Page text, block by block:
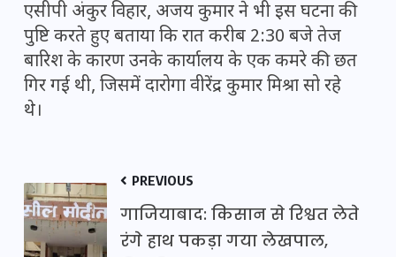
एसीपी अंकुर विहार, अजय कुमार ने भी इस घटना की
पुष्टि करते हुए बताया कि रात करीब 2:30 बजे तेज
बारिश के कारण उनके कार्यालय के एक कमरे की छत
गिर गई थी, जिसमें दारोगा वीरेंद्र कुमार मिश्रा सो रहे
थे।
PREVIOUS
गाजियाबाद: किसान से रिश्वत लेते
रंगे हाथ पकड़ा गया लेखपाल,